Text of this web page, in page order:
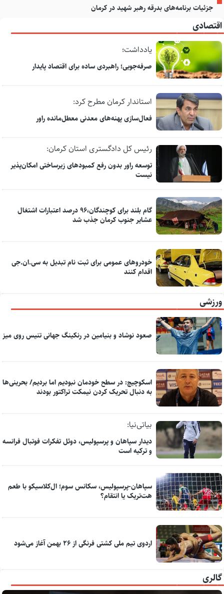
جزئیات برنامه‌های بدرقه رهبر شهید در کرمان
اقتصادی
یادداشت؛
صرفه‌جویی؛ راهبردی ساده برای اقتصاد پایدار
استاندار کرمان مطرح کرد:
فعال‌سازی پهنه‌های معدنی معطل‌مانده راور
رئیس کل دادگستری استان کرمان:
توسعه راور بدون رفع کمبودهای زیرساختی امکان‌پذیر
نیست
گام بلند برای کوچندگان،۹۶ درصد اعتبارات اشتغال
عشایر جنوب کرمان جذب شد
خودروهای عمومی برای ثبت نام تبدیل به سی.ان.جی
اقدام کنند
ورزشی
صعود نوشاد و بنیامین در رنکینگ جهانی تنیس روی میز
اسکوچیچ: در سطح خودمان نبودیم اما بردیم/ بحرینی‌ها
به دنبال تحریک کردن نیمکت تراکتور بودند
بیاتی‌نیا:
دیدار سپاهان و پرسپولیس، دوئل تفکرات فوتبال فرانسه
و ترکیه است
سپاهان-پرسپولیس، سکانس سوم؛ ال‌کلاسیکو با طعم
هت‌تریک یا انتقام؟
اردوی تیم ملی کشتی فرنگی از ۲۶ بهمن آغاز می‌شود
گالری